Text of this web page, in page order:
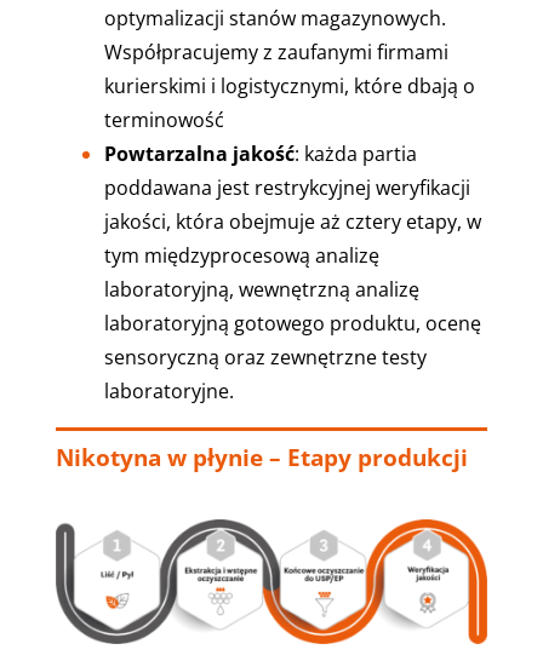
optymalizacji stanów magazynowych.
Współpracujemy z zaufanymi firmami
kurierskimi i logistycznymi, które dbają o
terminowość
Powtarzalna jakość: każda partia
poddawana jest restrykcyjnej weryfikacji
jakości, która obejmuje aż cztery etapy, w
tym międzyprocesową analizę
laboratoryjną, wewnętrzną analizę
laboratoryjną gotowego produktu, ocenę
sensoryczną oraz zewnętrzne testy
laboratoryjne.
Nikotyna w płynie – Etapy produkcji